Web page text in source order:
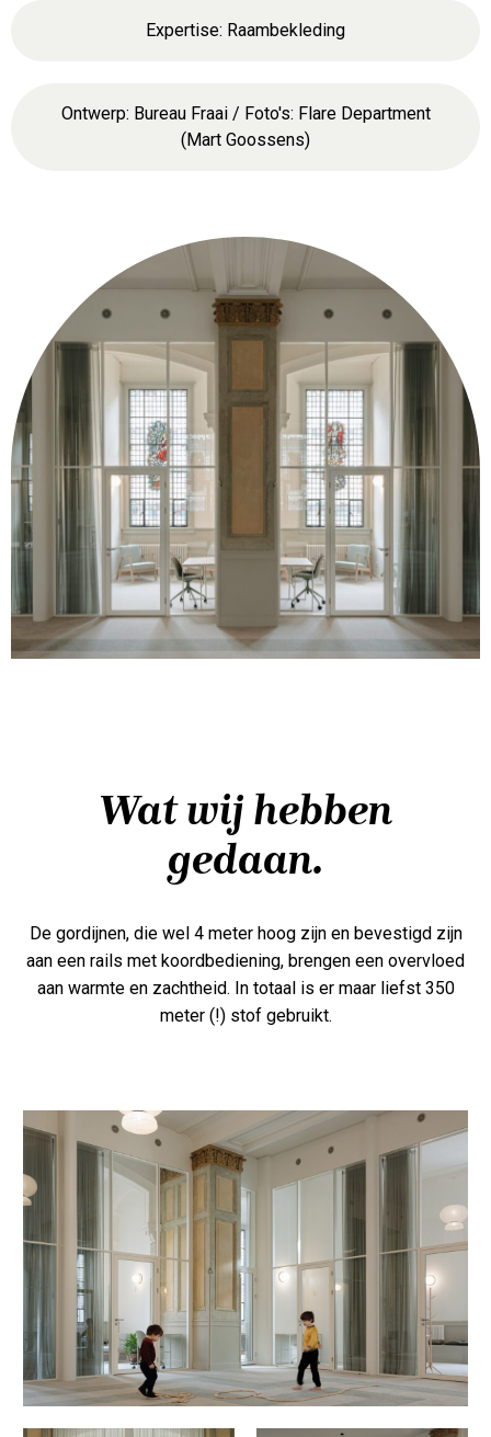
Expertise: Raambekleding
Ontwerp: Bureau Fraai / Foto's: Flare Department
(Mart Goossens)
Wat wij hebben
gedaan.
De gordijnen, die wel 4 meter hoog zijn en bevestigd zijn
aan een rails met koordbediening, brengen een overvloed
aan warmte en zachtheid. In totaal is er maar liefst 350
meter (!) stof gebruikt.